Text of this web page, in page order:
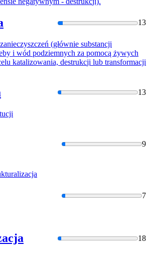
13
(głównie substancji
i wód podziemnych za pomocą żywych
katalizowania, destrukcji lub transformacji
13
9
uralizacja
7
18